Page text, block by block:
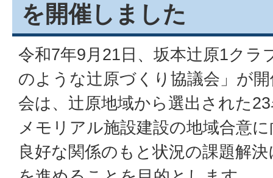
を開催しました
令和7年9月21日、坂本辻原1クラ
のような辻原づくり協議会」が
会は、辻原地域から選出された
メモリアル施設建設の地域合意
良好な関係のもと状況の課題解